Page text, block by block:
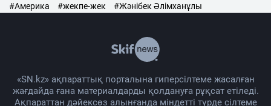
#Америка #жекпе-жек #Жәнібек Әлімханұлы
«SN.kz» ақпараттық порталына гиперсілтеме жасалған
жағдайда ғана материалдарды қолдануға рұқсат етіледі.
Ақпараттан дәйексөз алынғанда міндетті түрде сілтеме